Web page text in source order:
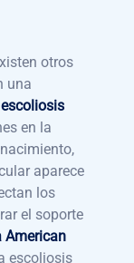
otros
una
escoliosis
en la
aparece
los
el soporte
American
escoliosis